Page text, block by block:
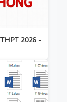
2026 -